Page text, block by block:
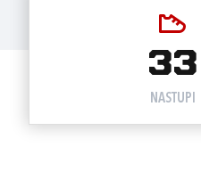
33
NASTUPI